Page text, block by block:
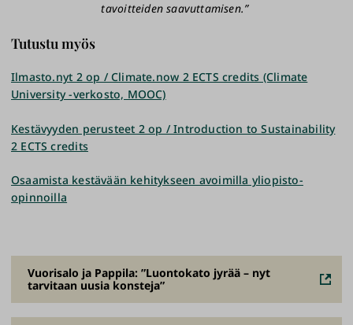
jaksolle 12.8. - 5.10.2026
Opinto-oikeuden saaneille lähetetään
sähköpostiviesti, jossa ovat ohjeet opiskelun
tavoitteiden saavuttamisen.”
Tutustu myös
Ilmasto.nyt 2 op / Climate.now 2 ECTS credits (Climate
University -verkosto, MOOC)
Kestävyyden perusteet 2 op / Introduction to Sustainability
2 ECTS credits
Osaamista kestävään kehitykseen avoimilla yliopisto-
opinnoilla
Vuorisalo ja Pappila: ”Luontokato jyrää – nyt
tarvitaan uusia konsteja”